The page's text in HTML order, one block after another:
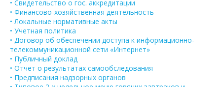
• Свидетельство о гос. аккредитации
• Финансово-хозяйственная деятельность
• Локальные нормативные акты
• Учетная политика
• Договор об обеспечении доступа к информационно-
телекоммуникационной сети «Интернет»
• Публичный доклад
• Отчет о результатах самообследования
• Предписания надзорных органов